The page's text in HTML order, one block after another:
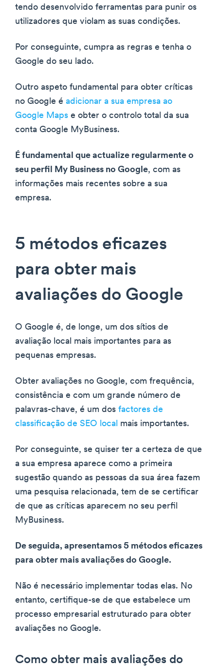
tendo desenvolvido ferramentas para punir os
utilizadores que violam as suas condições.
Por conseguinte, cumpra as regras e tenha o
Google do seu lado.
Outro aspeto fundamental para obter críticas
no Google é adicionar a sua empresa ao
Google Maps e obter o controlo total da sua
conta Google MyBusiness.
É fundamental que actualize regularmente o
seu perfil My Business no Google, com as
informações mais recentes sobre a sua
empresa.
5 métodos eficazes
para obter mais
avaliações do Google
O Google é, de longe, um dos sítios de
avaliação local mais importantes para as
pequenas empresas.
Obter avaliações no Google, com frequência,
consistência e com um grande número de
palavras-chave, é um dos factores de
classificação de SEO local mais importantes.
Por conseguinte, se quiser ter a certeza de que
a sua empresa aparece como a primeira
sugestão quando as pessoas da sua área fazem
uma pesquisa relacionada, tem de se certificar
de que as críticas aparecem no seu perfil
MyBusiness.
De seguida, apresentamos 5 métodos eficazes
para obter mais avaliações do Google.
Não é necessário implementar todas elas. No
entanto, certifique-se de que estabelece um
processo empresarial estruturado para obter
avaliações no Google.
Como obter mais avaliações do